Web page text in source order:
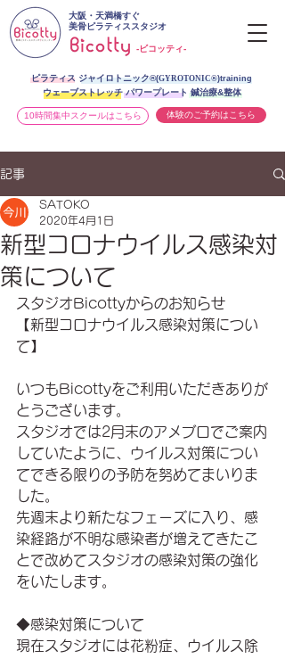
ピラティス ジャイロトニック®︎(GYROTONIC®)training
ウェーブストレッチ パワープレート 鍼治療&整体
10時間集中スクールはこちら 体験のご予約はこちら
大阪・天満橋すぐ
美骨ピラティススタジオ
-ビコッティ-
記事
新型コロナウイルス感染対
策について
SATOKO
2020年4月1日
スタジオBicottyからのお知らせ
【新型コロナウイルス感染対策につい
て】
いつもBicottyをご利用いただきありが
とうございます。
スタジオでは2月末のアメブロでご案内
していたように、ウイルス対策につい
てできる限りの予防を努めてまいりま
した。
先週末より新たなフェーズに入り、感
染経路が不明な感染者が増えてきたこ
とで改めてスタジオの感染対策の強化
をいたします。
◆感染対策について
現在スタジオには花粉症、ウイルス除